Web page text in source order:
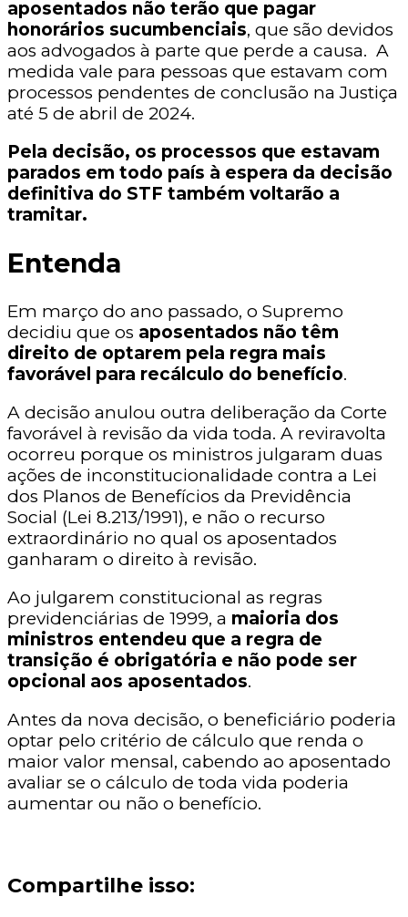
aposentados não terão que pagar
honorários sucumbenciais, que são devidos
aos advogados à parte que perde a causa. A
medida vale para pessoas que estavam com
processos pendentes de conclusão na Justiça
até 5 de abril de 2024.
Pela decisão, os processos que estavam
parados em todo país à espera da decisão
definitiva do STF também voltarão a
tramitar.
Entenda
Em março do ano passado, o Supremo
decidiu que os aposentados não têm
direito de optarem pela regra mais
favorável para recálculo do benefício.
A decisão anulou outra deliberação da Corte
favorável à revisão da vida toda. A reviravolta
ocorreu porque os ministros julgaram duas
ações de inconstitucionalidade contra a Lei
dos Planos de Benefícios da Previdência
Social (Lei 8.213/1991), e não o recurso
extraordinário no qual os aposentados
ganharam o direito à revisão.
Ao julgarem constitucional as regras
previdenciárias de 1999, a maioria dos
ministros entendeu que a regra de
transição é obrigatória e não pode ser
opcional aos aposentados.
Antes da nova decisão, o beneficiário poderia
optar pelo critério de cálculo que renda o
maior valor mensal, cabendo ao aposentado
avaliar se o cálculo de toda vida poderia
aumentar ou não o benefício.
Compartilhe isso: